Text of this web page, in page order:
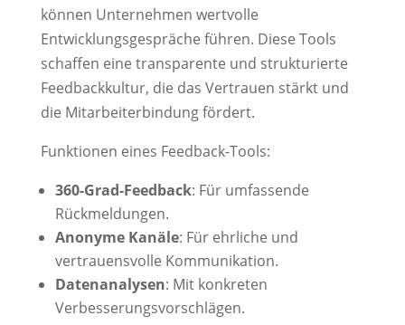
können Unternehmen wertvolle
Entwicklungsgespräche führen. Diese Tools
schaffen eine transparente und strukturierte
Feedbackkultur, die das Vertrauen stärkt und
die Mitarbeiterbindung fördert.
Funktionen eines Feedback-Tools:
360-Grad-Feedback: Für umfassende
Rückmeldungen.
Anonyme Kanäle: Für ehrliche und
vertrauensvolle Kommunikation.
Datenanalysen: Mit konkreten
Verbesserungsvorschlägen.